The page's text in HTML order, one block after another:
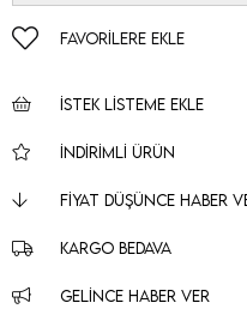
FAVORILERE EKLE
İSTEK LISTEME EKLE
İNDIRIMLI ÜRÜN
FIYAT DÜŞÜNCE HABER
KARGO BEDAVA
GELINCE HABER VER